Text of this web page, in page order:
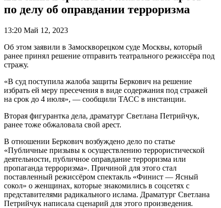
по делу об оправдании терроризма
13:20 Май 12, 2023
Об этом заявили в Замоскворецком суде Москвы, который
ранее принял решение отправить театрального режиссёра под
стражу.
«В суд поступила жалоба защиты Беркович на решение
избрать ей меру пресечения в виде содержания под стражей
на срок до 4 июля», — сообщили ТАСС в инстанции.
Вторая фигурантка дела, драматург Светлана Петрийчук,
ранее тоже обжаловала свой арест.
В отношении Беркович возбуждено дело по статье
«Публичные призывы к осуществлению террористической
деятельности, публичное оправдание терроризма или
пропаганда терроризма». Причиной для этого стал
поставленный режиссёром спектакль «Финист — Ясный
сокол» о женщинах, которые знакомились в соцсетях с
представителями радикального ислама. Драматург Светлана
Петрийчук написала сценарий для этого произведения.